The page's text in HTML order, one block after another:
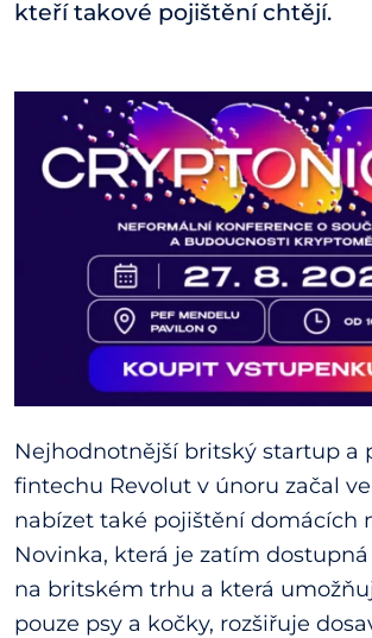
kteří takové pojištění chtějí.
Nejhodnotnější britský startup a
fintechu Revolut v únoru začal
nabízet také pojištění domácích
Novinka, která je zatím
na britském trhu a která
pouze psy a kočky, rozšiřuje